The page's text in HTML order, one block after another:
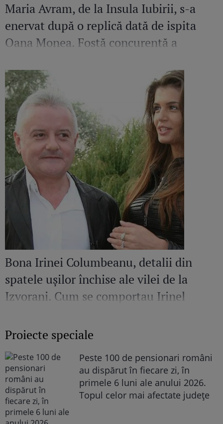
Maria Avram, de la Insula Iubirii, s-a
enervat după o replică dată de ispita
Oana Monea. Fostă concurentă a
Bona Irinei Columbeanu, detalii din
spatele ușilor închise ale vilei de la
Izvorani. Cum se comportau Irinel
erau în public
Proiecte speciale
Peste 100 de pensionari români
au dispărut în fiecare zi, în
primele 6 luni ale anului 2026.
Topul celor mai afectate județe